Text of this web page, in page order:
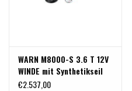
WARN M8000-S 3.6 T 12V
WINDE mit Synthetikseil
und Fernbedienung
€2.537,00